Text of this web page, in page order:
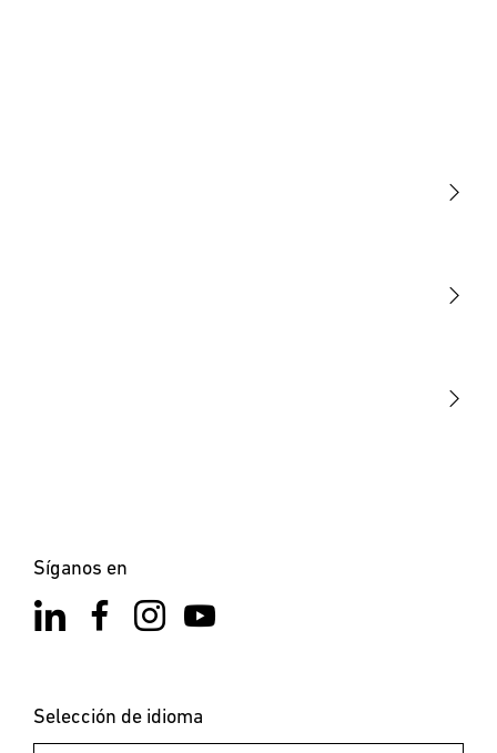
Síganos en
Selección de idioma